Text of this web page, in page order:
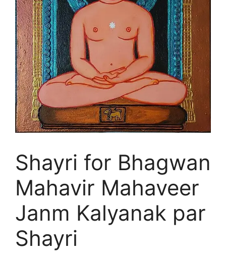
Shayri for Bhagwan
Mahavir Mahaveer
Janm Kalyanak par
Shayri